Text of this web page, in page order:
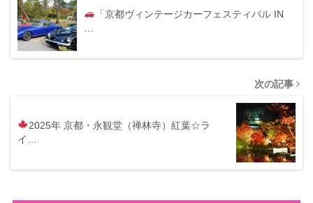
「京都ヴィンテージカーフェスティバル IN
次の記事
2025年 京都・永観堂（禅林寺）紅葉☆ラ
イ…